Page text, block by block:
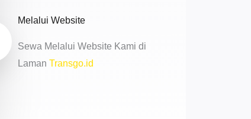
Melalui Website
Sewa Melalui Website Kami di
Laman Transgo.id